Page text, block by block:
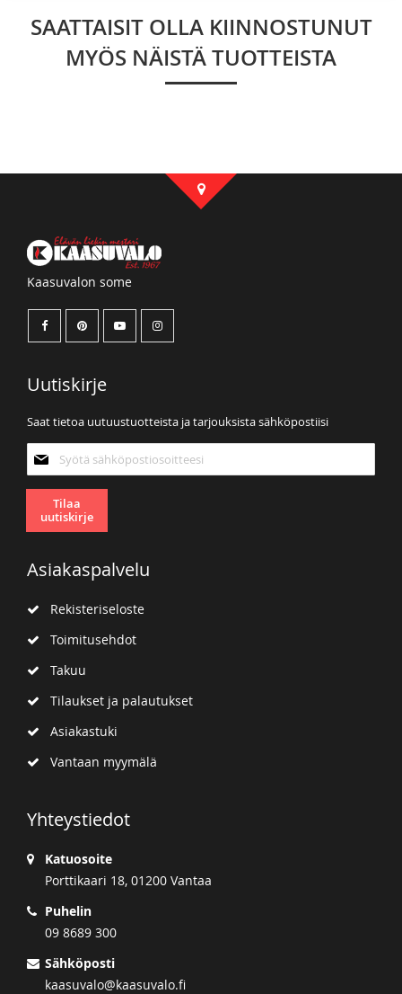
SAATTAISIT OLLA KIINNOSTUNUT
MYÖS NÄISTÄ TUOTTEISTA
Kaasuvalon some
Uutiskirje
Saat tietoa uutuustuotteista ja tarjouksista sähköpostiisi
uutiskirjeemme:
Tilaa
uutiskirje
Asiakaspalvelu
Rekisteriseloste
Toimitusehdot
Takuu
Tilaukset ja palautukset
Asiakastuki
Vantaan myymälä
Yhteystiedot
Katuosoite
Porttikaari 18, 01200 Vantaa
Puhelin
09 8689 300
Sähköposti
kaasuvalo@kaasuvalo.fi